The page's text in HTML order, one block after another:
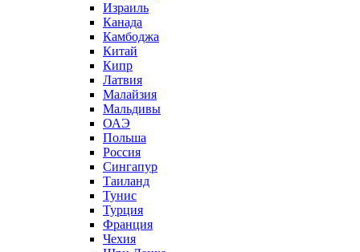
Израиль
Канада
Камбоджа
Китай
Кипр
Латвия
Малайзия
Мальдивы
ОАЭ
Польша
Россия
Сингапур
Таиланд
Тунис
Турция
Франция
Чехия